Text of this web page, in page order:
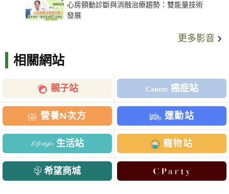
心房顫動診斷與消融治療趨勢：雙能量技術
發展
更多影音
相關網站
親子站 癌症站
營養N次方 運動站
生活站 寵物站
希望商城